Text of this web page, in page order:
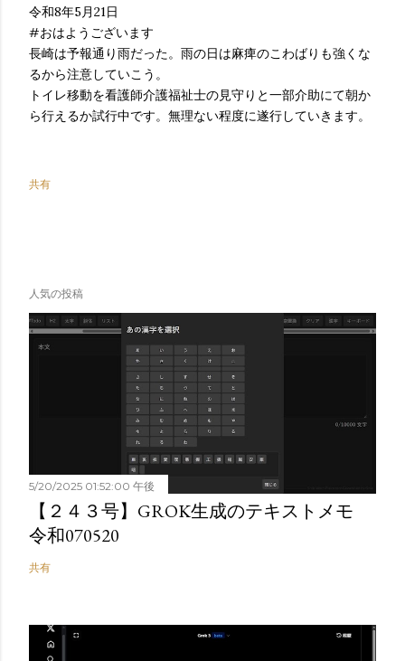
令和8年5月21日
#おはようございます
長崎は予報通り雨だった。雨の日は麻痺のこわばりも強くな
るから注意していこう。
トイレ移動を看護師介護福祉士の見守りと一部介助にて朝か
ら行えるか試行中です。無理ない程度に遂行していきます。
共有
人気の投稿
5/20/2025 01:52:00 午後
【２４３号】GROK生成のテキストメモ
令和070520
共有